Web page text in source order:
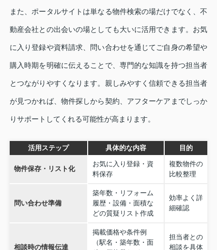
また、ポータルサイトは単なる物件検索の場だけでなく、不
動産会社との出会いの場としても大いに活用できます。お気
に入り登録や資料請求、問い合わせを通じてご自身の希望や
購入時期を明確に伝えることで、専門的な知識を持つ担当者
とつながりやすくなります。親しみやすく信頼できる担当者
が見つかれば、物件探しから契約、アフターケアまでしっか
りサポートしてくれる可能性が高まります。
活用ステップ 具体的な内容 目的
物件保存・リスト化
お気に入り登録・資
料保存
複数物件の
比較整理
問い合わせ準備
築年数・リフォーム
履歴・設備・面積な
どの質疑リスト作成
効率よく詳
細確認
相談時の情報伝達
掲載価格や条件例
（駅名・築年数・面
担当者との
相談を具体